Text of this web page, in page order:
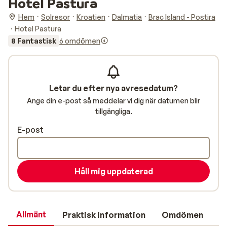
Hem Solresor Kroatien Dalmatia
Brac Island - Postira
Hotel Pastura
8 Fantastisk 6 omdömen
Allmänt Praktisk information Omdömen
Letar du efter nya avresedatum?
Ange din e-post så meddelar vi dig när datumen blir
tillgängliga.
E-post
Håll mig uppdaterad